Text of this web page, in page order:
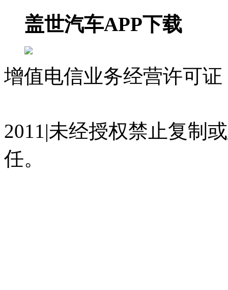
盖世汽车APP下载
增值电信业务经营许可
2011|未经授权禁止复制
任。